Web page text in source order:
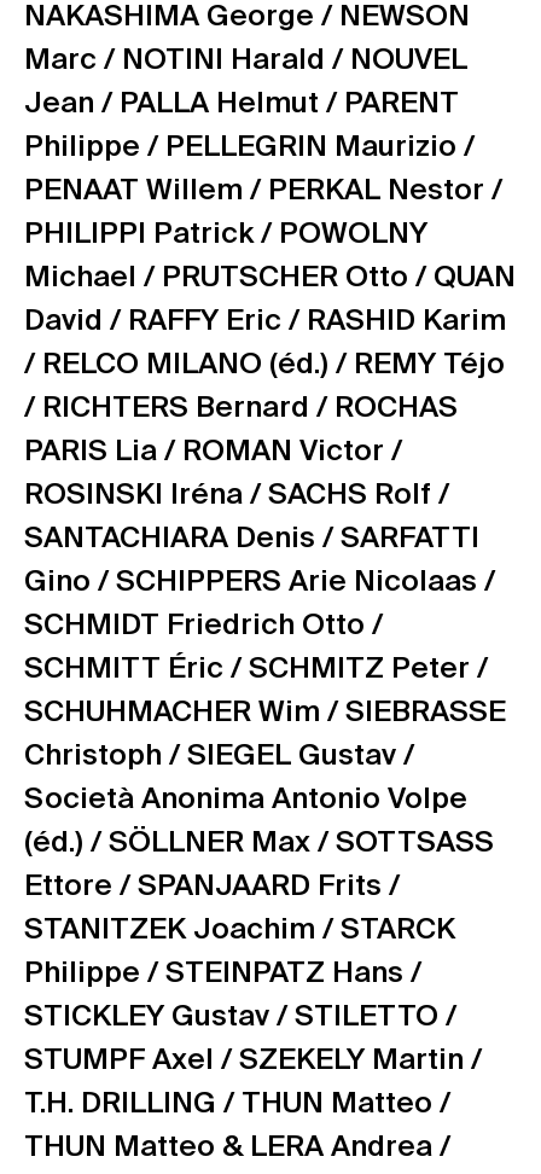
NAKASHIMA George / NEWSON
Marc / NOTINI Harald / NOUVEL
Jean / PALLA Helmut / PARENT
Philippe / PELLEGRIN Maurizio /
PENAAT Willem / PERKAL Nestor /
PHILIPPI Patrick / POWOLNY
Michael / PRUTSCHER Otto / QUAN
David / RAFFY Eric / RASHID Karim
/ RELCO MILANO (éd.) / REMY Téjo
/ RICHTERS Bernard / ROCHAS
PARIS Lia / ROMAN Victor /
ROSINSKI Iréna / SACHS Rolf /
SANTACHIARA Denis / SARFATTI
Gino / SCHIPPERS Arie Nicolaas /
SCHMIDT Friedrich Otto /
SCHMITT Éric / SCHMITZ Peter /
SCHUHMACHER Wim / SIEBRASSE
Christoph / SIEGEL Gustav /
Società Anonima Antonio Volpe
(éd.) / SÖLLNER Max / SOTTSASS
Ettore / SPANJAARD Frits /
STANITZEK Joachim / STARCK
Philippe / STEINPATZ Hans /
STICKLEY Gustav / STILETTO /
STUMPF Axel / SZEKELY Martin /
T.H. DRILLING / THUN Matteo /
THUN Matteo & LERA Andrea /